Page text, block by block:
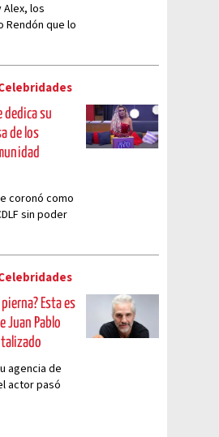
Alex, los
Rendón que lo
dedica su
de los
coronó como
sin poder
Esta es
Juan Pablo
agencia de
actor pasó